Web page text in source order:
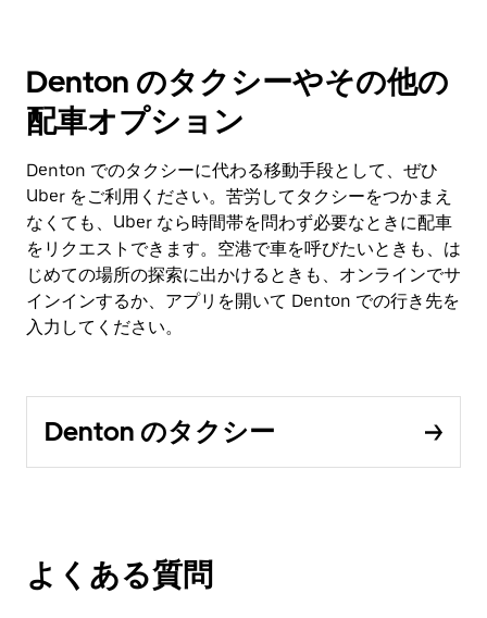
Denton のタクシーやその他の
配車オプション
Denton でのタクシーに代わる移動手段として、ぜひ
Uber をご利用ください。苦労してタクシーをつかまえ
なくても、Uber なら時間帯を問わず必要なときに配車
をリクエストできます。空港で車を呼びたいときも、は
じめての場所の探索に出かけるときも、オンラインでサ
インインするか、アプリを開いて Denton での行き先を
入力してください。
Denton のタクシー
よくある質問